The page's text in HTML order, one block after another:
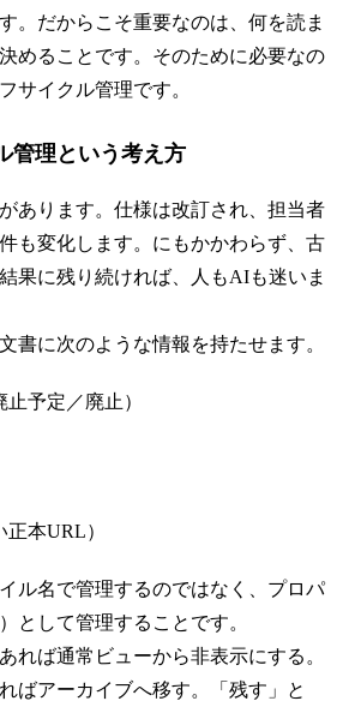
。だからこそ重要なのは、何を読ま
めることです。そのために必要なの
サイクル管理です。
管理という考え方
あります。仕様は改訂され、担当者
も変化します。にもかかわらず、古
果に残り続ければ、人もAIも迷いま
書に次のような情報を持たせます。
予定／廃止）
本URL）
ル名で管理するのではなく、プロパ
として管理することです。
れば通常ビューから非表示にする。
ばアーカイブへ移す。「残す」と